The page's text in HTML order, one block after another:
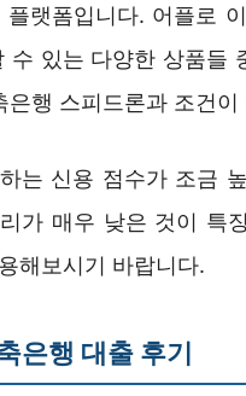
플랫폼입니다. 어플로
수 있는 다양한 상품들
은행 스피드론과 조건이
는 신용 점수가 조금
가 매우 낮은 것이 특
해보시기 바랍니다.
은행 대출 후기